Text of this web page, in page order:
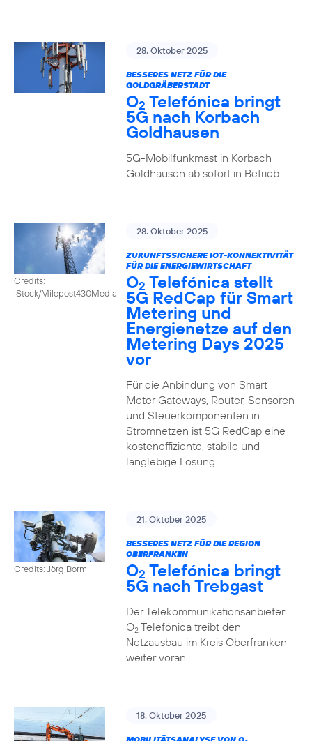
28. Oktober 2025
BESSERES NETZ FÜR DIE
GOLDGRÄBERSTADT
O2 Telefónica bringt
5G nach Korbach
Goldhausen
5G-Mobilfunkmast in Korbach
Goldhausen ab sofort in Betrieb
Credits:
iStock/Milepost430Media
28. Oktober 2025
ZUKUNFTSSICHERE IOT-KONNEKTIVITÄT
FÜR DIE ENERGIEWIRTSCHAFT
O2 Telefónica stellt
5G RedCap für Smart
Metering und
Energienetze auf den
Metering Days 2025
vor
Für die Anbindung von Smart
Meter Gateways, Router, Sensoren
und Steuerkomponenten in
Stromnetzen ist 5G RedCap eine
kosteneffiziente, stabile und
langlebige Lösung
Credits: Jörg Borm
21. Oktober 2025
BESSERES NETZ FÜR DIE REGION
OBERFRANKEN
O2 Telefónica bringt
5G nach Trebgast
Der Telekommunikationsanbieter
O2Telefónica treibt den
Netzausbau im Kreis Oberfranken
weiter voran
18. Oktober 2025